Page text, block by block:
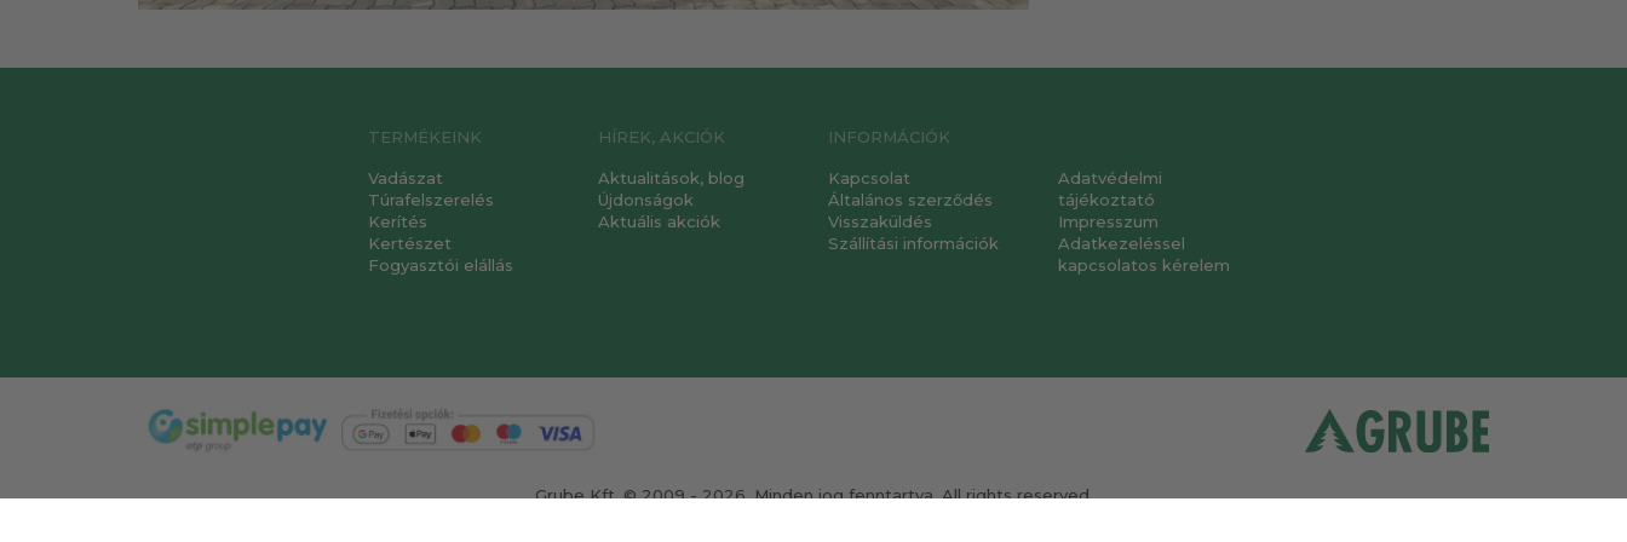
TERMÉKEINK
Vadászat
Túrafelszerelés
Kerítés
Kertészet
Fogyasztói elállás
HÍREK, AKCIÓK
Aktualitások, blog
Újdonságok
Aktuális akciók
INFORMÁCIÓK
Kapcsolat
Általános szerződés
Visszaküldés
Szállítási információk
Adatvédelmi
tájékoztató
Impresszum
Adatkezeléssel
kapcsolatos kérelem
Grube Kft. © 2009 - 2026. Minden jog fenntartva. All rights reserved.